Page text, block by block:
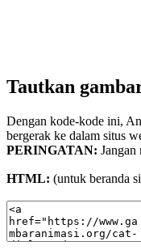
Tautkan
Dengan kode-kode ini,
bergerak ke dalam situs
PERINGATAN: Jangan
HTML: (untuk beranda